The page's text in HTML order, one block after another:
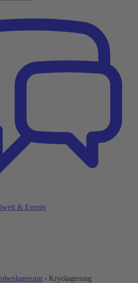
& Events
› Kryolagerung